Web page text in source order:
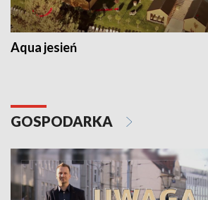
Aqua jesień
GOSPODARKA